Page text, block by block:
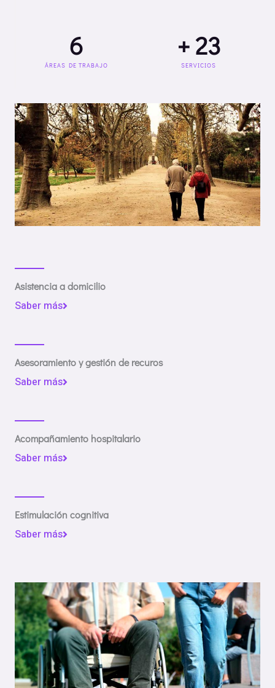
ÁREAS DE TRABAJO
6
SERVICIOS
+ 23
Asistencia a domicilio
Saber más
Asesoramiento y gestión de recuros
Saber más
Acompañamiento hospitalario
Saber más
Estimulación cognitiva
Saber más